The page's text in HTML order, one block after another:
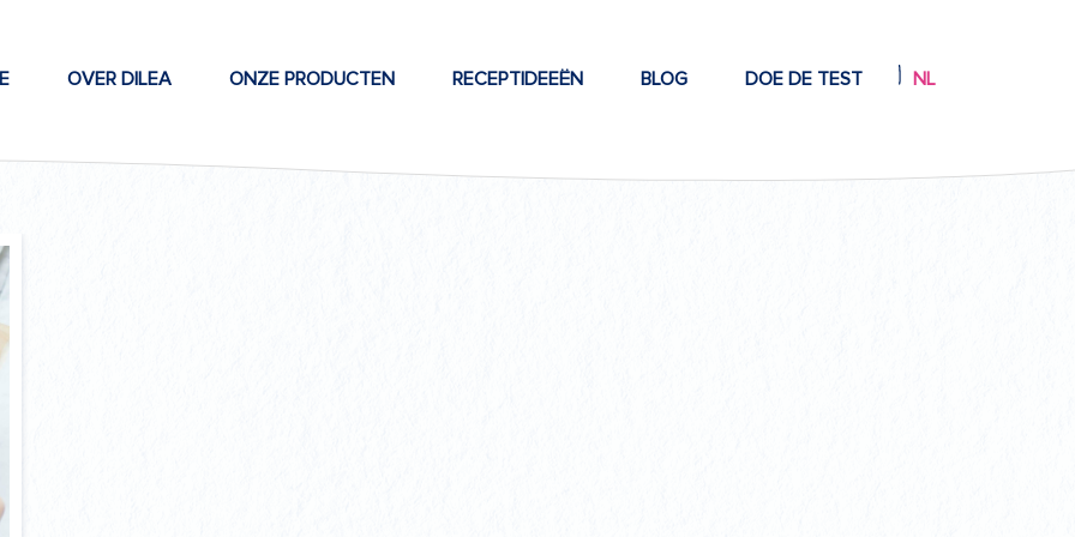
OVER DILEA ONZE PRODUCTEN RECEPTIDEEËN BLOG DOE DE TEST NL